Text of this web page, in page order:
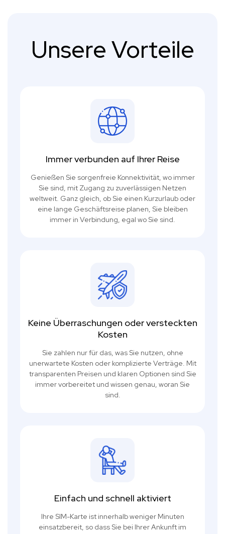
Unsere Vorteile
Immer verbunden auf Ihrer Reise
Genießen Sie sorgenfreie Konnektivität, wo immer
Sie sind, mit Zugang zu zuverlässigen Netzen
weltweit. Ganz gleich, ob Sie einen Kurzurlaub oder
eine lange Geschäftsreise planen, Sie bleiben
immer in Verbindung, egal wo Sie sind.
Keine Überraschungen oder versteckten
Kosten
Sie zahlen nur für das, was Sie nutzen, ohne
unerwartete Kosten oder komplizierte Verträge. Mit
transparenten Preisen und klaren Optionen sind Sie
immer vorbereitet und wissen genau, woran Sie
sind.
Einfach und schnell aktiviert
Ihre SIM-Karte ist innerhalb weniger Minuten
einsatzbereit, so dass Sie bei Ihrer Ankunft im